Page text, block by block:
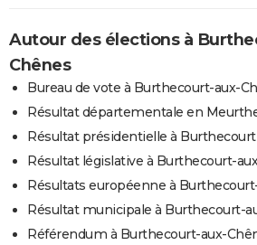
Autour des élections à
Chênes
Bureau de vote à Burthecourt-aux-
Résultat départementale en
Résultat présidentielle à
Résultat législative à Burthecourt-
Résultats européenne à
Résultat municipale à Burthecourt-
Référendum à Burthecourt-aux-